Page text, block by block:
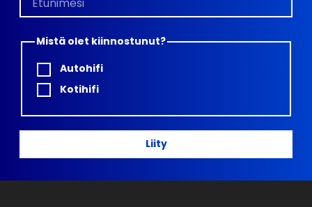
Mistä olet kiinnostunut?
Autohifi
Kotihifi
Liity